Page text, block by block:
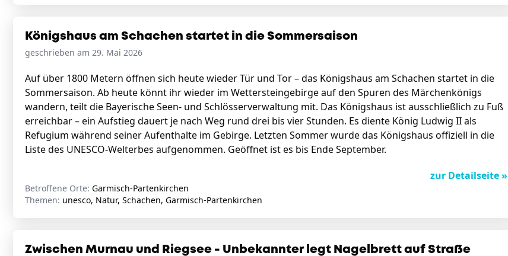
Königshaus am Schachen startet in die Sommersaison
geschrieben am 29. Mai 2026
Auf über 1800 Metern öffnen sich heute wieder Tür und Tor – das Königshaus am Schachen startet in die
Sommersaison. Ab heute könnt ihr wieder im Wettersteingebirge auf den Spuren des Märchenkönigs
wandern, teilt die Bayerische Seen- und Schlösserverwaltung mit. Das Königshaus ist ausschließlich zu Fuß
erreichbar – ein Aufstieg dauert je nach Weg rund drei bis vier Stunden. Es diente König Ludwig II als
Refugium während seiner Aufenthalte im Gebirge. Letzten Sommer wurde das Königshaus offiziell in die
Liste des UNESCO-Welterbes aufgenommen. Geöffnet ist es bis Ende September.
zur Detailseite »
Betroffene Orte: Garmisch-Partenkirchen
Themen: unesco, Natur, Schachen, Garmisch-Partenkirchen
Zwischen Murnau und Riegsee - Unbekannter legt Nagelbrett auf Straße